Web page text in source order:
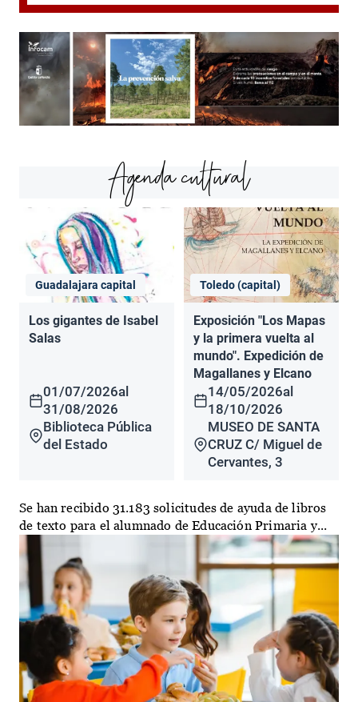
Agenda cultural
Guadalajara capital
Los gigantes de Isabel
Salas
01/07/2026al
31/08/2026
Biblioteca Pública
del Estado
Toledo (capital)
Exposición "Los Mapas
y la primera vuelta al
mundo". Expedición de
Magallanes y Elcano
14/05/2026al
18/10/2026
MUSEO DE SANTA
CRUZ C/ Miguel de
Cervantes, 3
Se han recibido 31.183 solicitudes de ayuda de libros
de texto para el alumnado de Educación Primaria y...